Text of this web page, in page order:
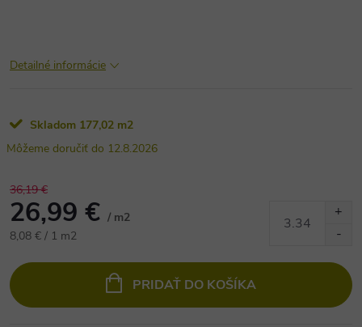
Detailné informácie
Skladom 177,02 m2
12.8.2026
36,19 €
26,99 € / m2
Jednotková
8,08 € / 1 m2
PRIDAŤ DO KOŠÍKA